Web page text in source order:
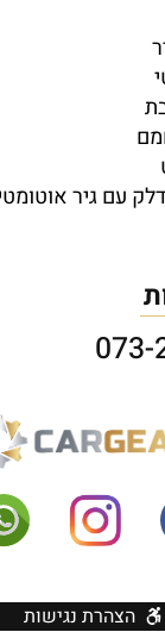
עם גיר
הצהרת נגישות